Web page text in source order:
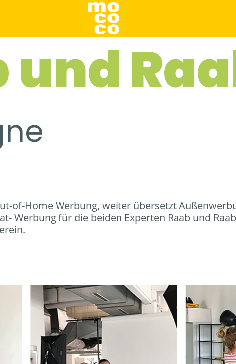
und
of-Home Werbung, weiter übersetzt
Werbung für die beiden Experten Raab und